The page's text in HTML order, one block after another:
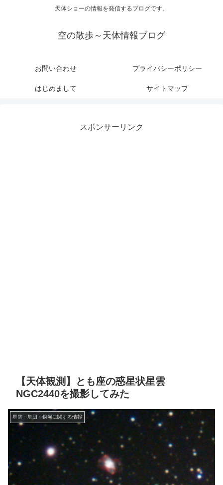
天体ショーの情報を発信するブログです。
空の散歩～天体情報ブログ
お問い合わせ プライバシーポリシー
はじめまして サイトマップ
スポンサーリンク
【天体観測】とも座の惑星状星雲
NGC2440を撮影してみた
星雲・星団・銀河に関する情報